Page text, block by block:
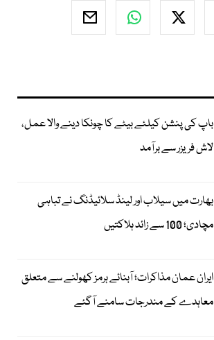
باپ کی پنشن کیلئے بیٹے کا چونکا دینے والا عمل،
لاش فریزر سے برآمد
بھارت میں سیلاب اور لینڈ سلائیڈنگ نے تباہی
مچادی؛ 100 سے زائد ہلاکتیں
ایران عمان مذاکرات؛ آبنائے ہرمز کھولنے سے متعلق
معاہدے کے مندرجات سامنے آگئے